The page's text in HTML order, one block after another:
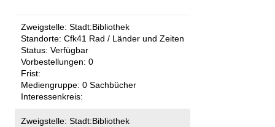
Zweigstelle: Stadt:Bibliothek
Standorte: Cfk41 Rad / Länder und Zeiten
Status: Verfügbar
Vorbestellungen: 0
Frist:
Mediengruppe: 0 Sachbücher
Interessenkreis:
Zweigstelle: Stadt:Bibliothek